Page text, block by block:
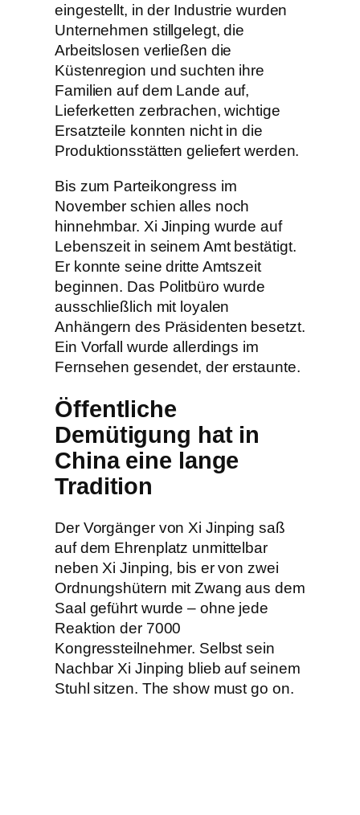
eingestellt, in der Industrie wurden
Unternehmen stillgelegt, die
Arbeitslosen verließen die
Küstenregion und suchten ihre
Familien auf dem Lande auf,
Lieferketten zerbrachen, wichtige
Ersatzteile konnten nicht in die
Produktionsstätten geliefert werden.
Bis zum Parteikongress im
November schien alles noch
hinnehmbar. Xi Jinping wurde auf
Lebenszeit in seinem Amt bestätigt.
Er konnte seine dritte Amtszeit
beginnen. Das Politbüro wurde
ausschließlich mit loyalen
Anhängern des Präsidenten besetzt.
Ein Vorfall wurde allerdings im
Fernsehen gesendet, der erstaunte.
Öffentliche
Demütigung hat in
China eine lange
Tradition
Der Vorgänger von Xi Jinping saß
auf dem Ehrenplatz unmittelbar
neben Xi Jinping, bis er von zwei
Ordnungshütern mit Zwang aus dem
Saal geführt wurde – ohne jede
Reaktion der 7000
Kongressteilnehmer. Selbst sein
Nachbar Xi Jinping blieb auf seinem
Stuhl sitzen. The show must go on.